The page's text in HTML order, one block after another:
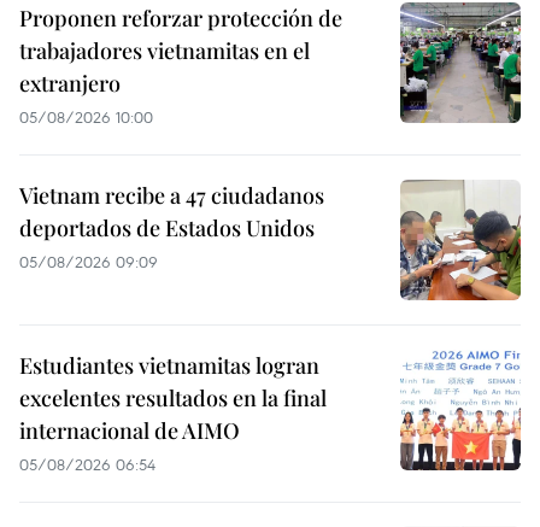
Proponen reforzar protección de
trabajadores vietnamitas en el
extranjero
05/08/2026 10:00
Vietnam recibe a 47 ciudadanos
deportados de Estados Unidos
05/08/2026 09:09
Estudiantes vietnamitas logran
excelentes resultados en la final
internacional de AIMO
05/08/2026 06:54